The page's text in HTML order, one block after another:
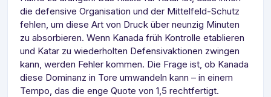
die defensive Organisation und der Mittelfeld-Schutz
fehlen, um diese Art von Druck über neunzig Minuten
zu absorbieren. Wenn Kanada früh Kontrolle etablieren
und Katar zu wiederholten Defensivaktionen zwingen
kann, werden Fehler kommen. Die Frage ist, ob Kanada
diese Dominanz in Tore umwandeln kann – in einem
Tempo, das die enge Quote von 1,5 rechtfertigt.